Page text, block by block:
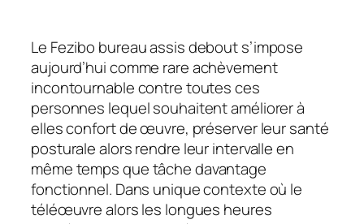
Le Fezibo bureau assis debout s’impose
aujourd’hui comme rare achèvement
incontournable contre toutes ces
personnes lequel souhaitent améliorer à
elles confort de œuvre, préserver leur santé
posturale alors rendre leur intervalle en
même temps que tâche davantage
fonctionnel. Dans unique contexte où le
téléœuvre alors les longues heures